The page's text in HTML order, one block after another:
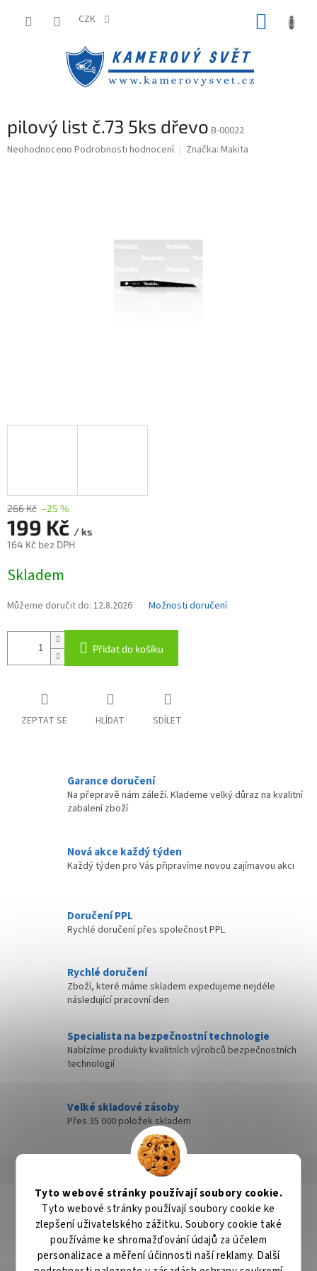
Tyto webové stránky používají soubory cookie.
Tyto webové stránky používají soubory cookie ke
zlepšení uživatelského zážitku. Soubory cookie také
používáme ke shromažďování údajů za účelem
personalizace a měření účinnosti naší reklamy. Další
CZK
pilový list č.73 5ks dřevo B-00022
Průměrné
Neohodnoceno Podrobnosti hodnocení Značka: Makita
266 Kč –25 %
199 Kč / ks
164 Kč bez DPH
cena:
Skladem
Můžeme doručit do: 12.8.2026 Možnosti doručení
Přidat do košíku
ZEPTAT SE HLÍDAT SDÍLET
Garance doručení
Na přepravě nám záleží. Klademe velký důraz na kvalitní
zabalení zboží
Nová akce každý týden
Každý týden pro Vás připravíme novou zajímavou akci
Doručení PPL
Rychlé doručení přes společnost PPL
Rychlé doručení
Zboží, které máme skladem expedujeme nejdéle
následující pracovní den
Specialista na bezpečnostní technologie
Nabízíme produkty kvalitních výrobců bezpečnostních
technologií
Velké skladové zásoby
Přes 35 000 položek skladem
Diskuze
Detailní popis produktu
Popis produktu není dostupný